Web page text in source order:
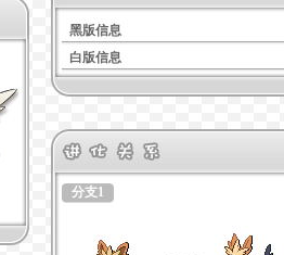
黑版信息
白版信息
分支1